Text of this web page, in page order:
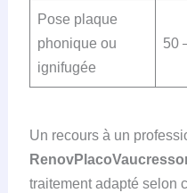
Pose plaque
phonique ou
ignifugée
50
Un recours à un
traitement adapté selon